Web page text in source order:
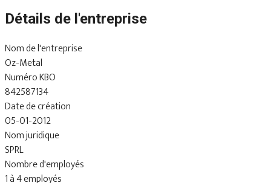
Détails de l'entreprise
Nom de l'entreprise
Oz-Metal
Numéro KBO
842587134
Date de création
05-01-2012
Nom juridique
SPRL
Nombre d'employés
1 à 4 employés